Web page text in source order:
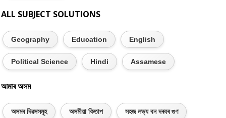
ALL SUBJECT SOLUTIONS
Geography Education English
Political Science Hindi Assamese
আমাৰ অসম
অসমৰ দিৱসসমূহ অসমীয়া কিতাপ সহজ লভ্য বন দৰবৰ গুণ